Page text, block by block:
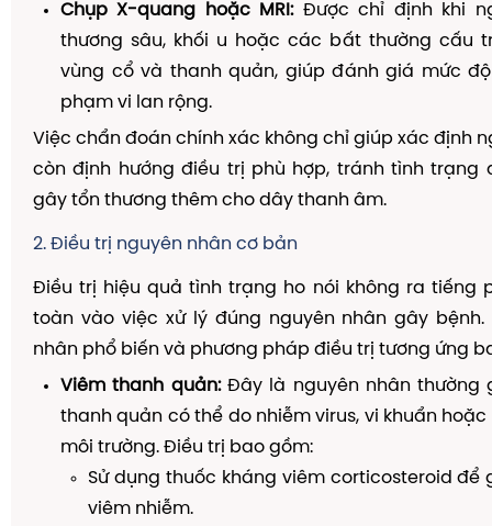
Chụp X-quang hoặc MRI:Được chỉ định khi
thương sâu, khối u hoặc các bất thường cấu
vùng cổ và thanh quản, giúp đánh giá mức
phạm vi lan rộng.
Việc chẩn đoán chính xác không chỉ giúp xác định
còn định hướng điều trị phù hợp, tránh tình trạng
gây tổn thương thêm cho dây thanh âm.
2. Điều trị nguyên nhân cơ bản
Điều trị hiệu quả tình trạng ho nói không ra tiếng
toàn vào việc xử lý đúng nguyên nhân gây bệnh.
nhân phổ biến và phương pháp điều trị tương ứng
Viêm thanh quản:Đây là nguyên nhân thường
thanh quản có thể do nhiễm virus, vi khuẩn
môi trường. Điều trị bao gồm:
Sử dụng thuốc kháng viêm corticosteroid để
viêm nhiễm.